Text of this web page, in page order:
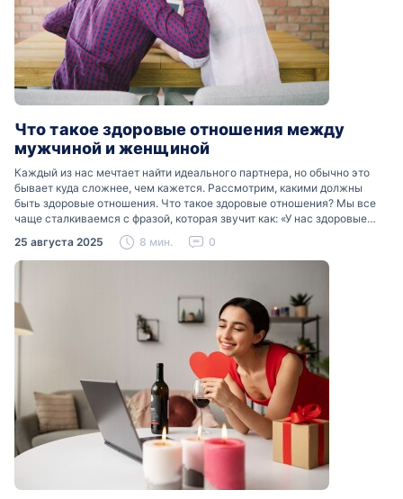
Что такое здоровые отношения между
мужчиной и женщиной
Каждый из нас мечтает найти идеального партнера, но обычно это
бывает куда сложнее, чем кажется. Рассмотрим, какими должны
быть здоровые отношения. Что такое здоровые отношения? Мы все
чаще сталкиваемся с фразой, которая звучит как: «У нас здоровые
отношения». Что именно подразумевается…
25 августа 2025 8 мин. 0